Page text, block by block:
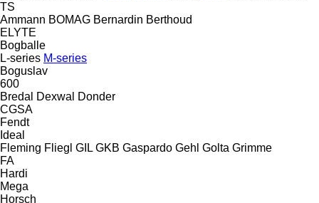
TS
Ammann BOMAG Bernardin Berthoud
ELYTE
Bogballe
L-series M-series
Boguslav
600
Bredal
Dexwal
Donder
CGSA
Fendt
Ideal
Fleming Fliegl GIL GKB Gaspardo Gehl Golta Grimme
FA
Hardi
Mega
Horsch